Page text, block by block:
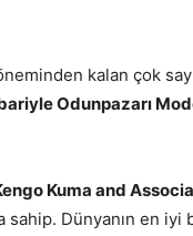
kalan çok
Odunpazarı
Kuma and
sahip. Dünyanın en iyi